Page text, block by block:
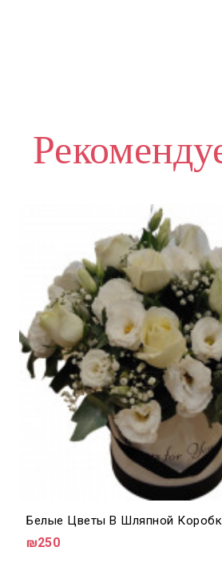
Белые Цветы В Шляпной
₪250